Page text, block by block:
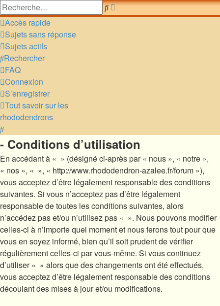
Rechercher
Recherche
avancée
Accès rapide
Sujets sans réponse
Sujets actifs
Rechercher
FAQ
Connexion
S’enregistrer
Tout savoir sur les
rhododendrons
Rechercher
- Conditions d’utilisation
En accédant à « » (désigné ci-après par « nous », « notre »,
« nos », « », « http://www.rhododendron-azalee.fr/forum »),
vous acceptez d’être légalement responsable des conditions
suivantes. Si vous n’acceptez pas d’être légalement
responsable de toutes les conditions suivantes, alors
n’accédez pas et/ou n’utilisez pas « ». Nous pouvons modifier
celles-ci à n’importe quel moment et nous ferons tout pour que
vous en soyez informé, bien qu’il soit prudent de vérifier
régulièrement celles-ci par vous-même. Si vous continuez
d’utiliser « » alors que des changements ont été effectués,
vous acceptez d’être légalement responsable des conditions
découlant des mises à jour et/ou modifications.